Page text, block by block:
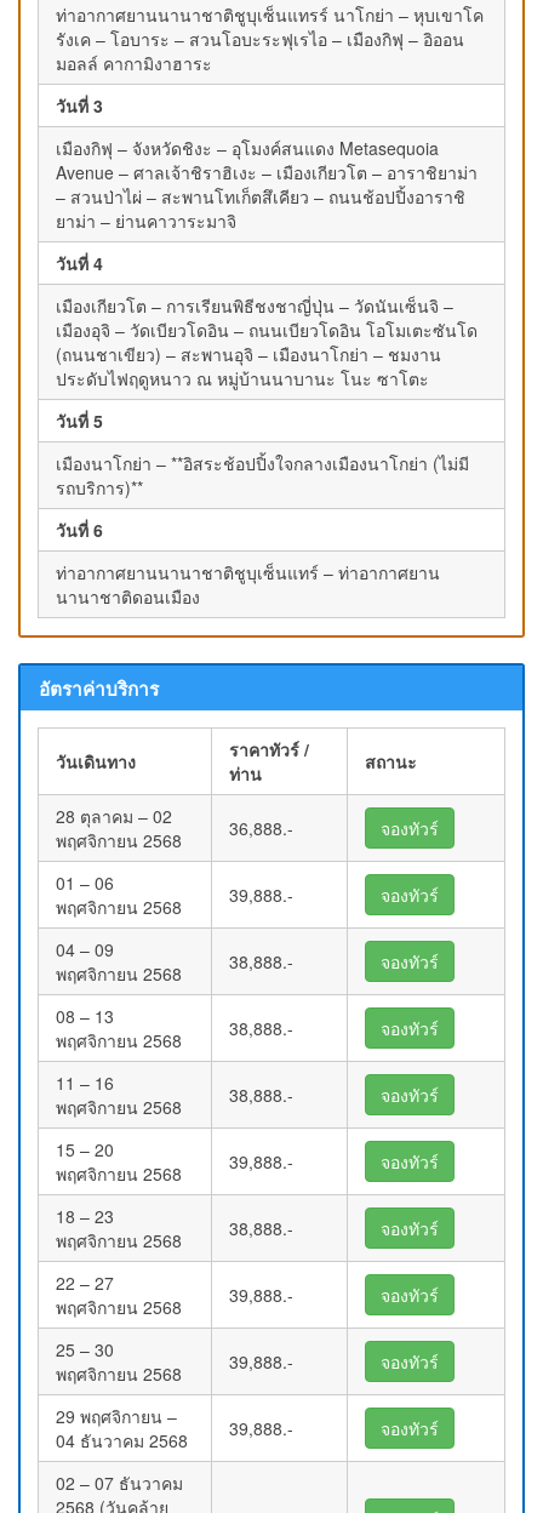
ท่าอากาศยานนานาชาติชูบุเซ็นแทรร์ นาโกย่า – หุบเขาโค
รังเค – โอบาระ – สวนโอบะระฟุเรไอ – เมืองกิฟุ – อิออน
มอลล์ คากามิงาฮาระ
วันที่ 3
เมืองกิฟุ – จังหวัดชิงะ – อุโมงค์สนแดง Metasequoia
Avenue – ศาลเจ้าชิราฮิเงะ – เมืองเกียวโต – อาราชิยาม่า
– สวนป่าไผ่ – สะพานโทเก็ตสึเคียว – ถนนช้อปปิ้งอาราชิ
ยาม่า – ย่านคาวาระมาจิ
วันที่ 4
เมืองเกียวโต – การเรียนพิธีชงชาญี่ปุ่น – วัดนันเซ็นจิ –
เมืองอุจิ – วัดเบียวโดอิน – ถนนเบียวโดอิน โอโมเตะซันโด
(ถนนชาเขียว) – สะพานอุจิ – เมืองนาโกย่า – ชมงาน
ประดับไฟฤดูหนาว ณ หมู่บ้านนาบานะ โนะ ซาโตะ
วันที่ 5
เมืองนาโกย่า – **อิสระช้อปปิ้งใจกลางเมืองนาโกย่า (ไม่มี
รถบริการ)**
วันที่ 6
ท่าอากาศยานนานาชาติชูบุเซ็นแทร์ – ท่าอากาศยาน
นานาชาติดอนเมือง
อัตราค่าบริการ
วันเดินทาง
ราคาทัวร์ /
ท่าน
สถานะ
28 ตุลาคม – 02
พฤศจิกายน 2568
36,888.- จองทัวร์
01 – 06
พฤศจิกายน 2568
39,888.- จองทัวร์
04 – 09
พฤศจิกายน 2568
38,888.- จองทัวร์
08 – 13
พฤศจิกายน 2568
38,888.- จองทัวร์
11 – 16
พฤศจิกายน 2568
38,888.- จองทัวร์
15 – 20
พฤศจิกายน 2568
39,888.- จองทัวร์
18 – 23
พฤศจิกายน 2568
38,888.- จองทัวร์
22 – 27
พฤศจิกายน 2568
39,888.- จองทัวร์
25 – 30
พฤศจิกายน 2568
39,888.- จองทัวร์
29 พฤศจิกายน –
04 ธันวาคม 2568
39,888.- จองทัวร์
02 – 07 ธันวาคม
2568 (วันคล้าย